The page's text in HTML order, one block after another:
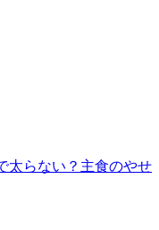
太らない？主食のやせ